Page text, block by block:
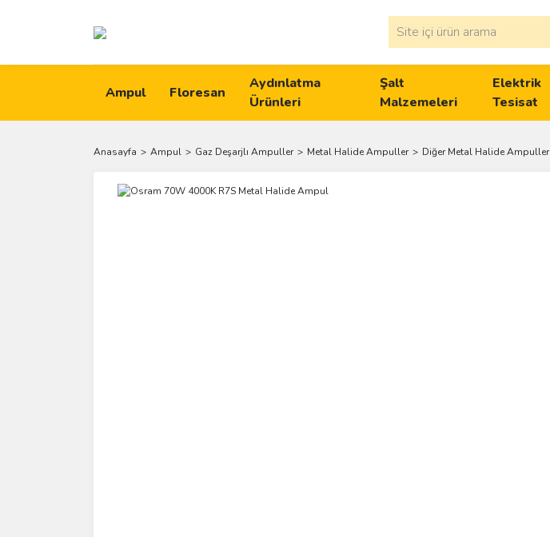
Ampul Floresan
Aydınlatma
Ürünleri
Şalt
Malzemeleri
Elektrik
Tesisat
Anasayfa Ampul Gaz Deşarjlı Ampuller Metal Halide Ampuller Diğer Metal Halide Ampuller